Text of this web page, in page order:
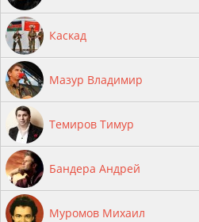
Каскад
Мазур Владимир
Темиров Тимур
Бандера Андрей
Муромов Михаил